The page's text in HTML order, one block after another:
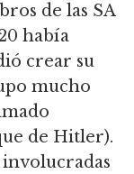
de las SA
había
crear su
mucho
de Hitler).